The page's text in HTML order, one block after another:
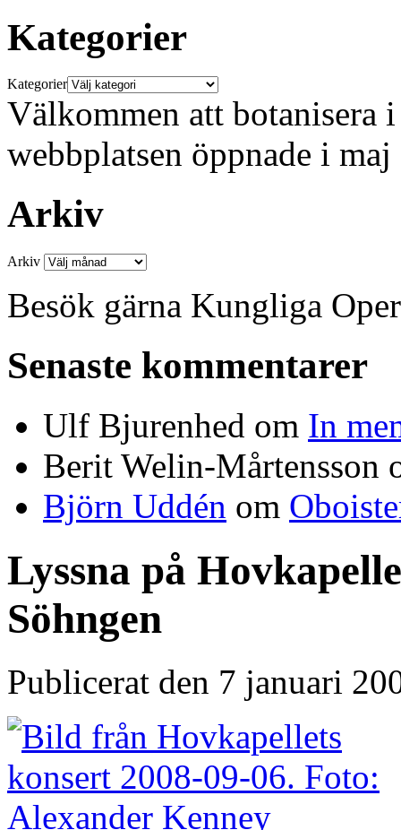
Kategorier
Kategorier
Välkommen att botanisera
webbplatsen öppnade i
Arkiv
Arkiv
Besök gärna Kungliga
Senaste kommentarer
Ulf Bjurenhed om In
Berit Welin-Mårtensson
Björn Uddén om
Lyssna på
Söhngen
Publicerat den 7 januari